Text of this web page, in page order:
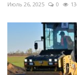
Июль 26, 2025 0